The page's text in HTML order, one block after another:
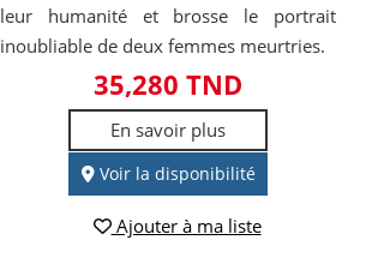
leur humanité et brosse le portrait
inoubliable de deux femmes meurtries.
35,280 TND
En savoir plus
Voir la disponibilité
Ajouter à ma liste